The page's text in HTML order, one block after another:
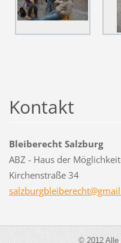
Kontakt
Bleiberecht Salzburg
ABZ - Haus der
Kirchenstraße 34
salzburgbleiberecht@gmai
© 2012 Alle